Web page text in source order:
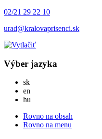
02/21 29 22 10
urad@kralovaprisenci.sk
Výber jazyka
skSlovensky
en
hu
Rovno na obsah
Rovno na menu